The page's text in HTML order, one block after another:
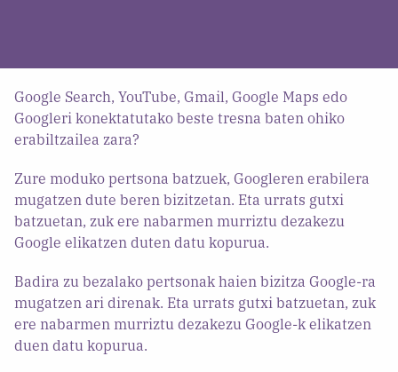
Google Search, YouTube, Gmail, Google Maps edo
Googleri konektatutako beste tresna baten ohiko
erabiltzailea zara?
Zure moduko pertsona batzuek, Googleren erabilera
mugatzen dute beren bizitzetan. Eta urrats gutxi
batzuetan, zuk ere nabarmen murriztu dezakezu
Google elikatzen duten datu kopurua.
Badira zu bezalako pertsonak haien bizitza Google-ra
mugatzen ari direnak. Eta urrats gutxi batzuetan, zuk
ere nabarmen murriztu dezakezu Google-k elikatzen
duen datu kopurua.